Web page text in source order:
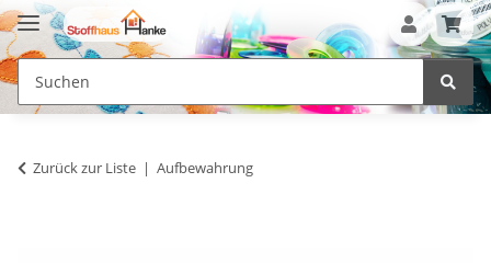
Zurück zur Liste Aufbewahrung